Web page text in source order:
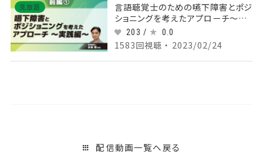
見放題
言語聴覚士のための嚥下障害とポジ
ショニングを考えたアプローチ～実
践編～ 【前編】 Part①
203 / 0.0
1583回視聴 ・ 2023/02/24
配信動画一覧へ戻る